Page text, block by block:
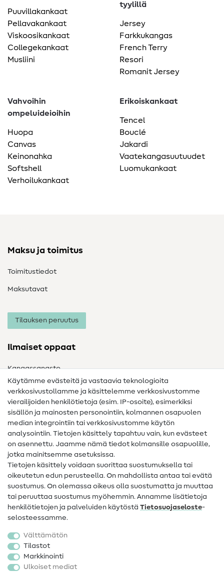
Puuvillakankaat
Pellavakankaat
Viskoosikankaat
Collegekankaat
Musliini
tyylillä
Jersey
Farkkukangas
French Terry
Resori
Romanit Jersey
Vahvoihin
ompeluideioihin
Huopa
Canvas
Keinonahka
Softshell
Verhoilukankaat
Erikoiskankaat
Tencel
Bouclé
Jakardi
Vaatekangasuutuudet
Luomukankaat
Maksu ja toimitus
Toimitustiedot
Maksutavat
Tilauksen peruutus
Ilmaiset oppaat
Kangassanasto
Ompelusanasto
Ompeluohjeet
Apua ja yhteystiedot
Yhteystiedot
Tietoa omistajanvaihdoksesta
Peruutusoikeus
Suosittu
Kankaat
Ompelutarvikkeet
Käytämme evästeitä ja vastaavia teknologioita
verkkosivustollamme ja käsittelemme verkkosivustomme
vierailijoiden henkilötietoja (esim. IP-osoite), esimerkiksi
sisällön ja mainosten personointiin, kolmannen osapuolen
median integrointiin tai verkkosivustomme käytön
analysointiin. Tietojen käsittely tapahtuu vain, kun evästeet
on asennettu. Jaamme nämä tiedot kolmansille osapuolille,
jotka mainitsemme asetuksissa.
Tietojen käsittely voidaan suorittaa suostumuksella tai
oikeutetun edun perusteella. On mahdollista antaa tai evätä
suostumus. On olemassa oikeus olla suostumatta ja muuttaa
tai peruuttaa suostumus myöhemmin. Annamme lisätietoja
henkilötietojen ja palveluiden käytöstä Tietosuojaseloste-
selosteessamme.
Välttämätön
Tilastot
Markkinointi
Ulkoiset mediat